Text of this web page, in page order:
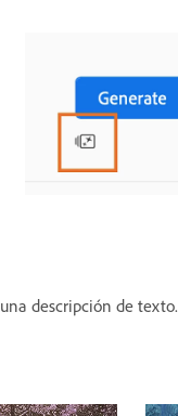
descripción de texto.